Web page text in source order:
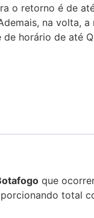
o retorno é de
na volta, a
horário de até
que
total